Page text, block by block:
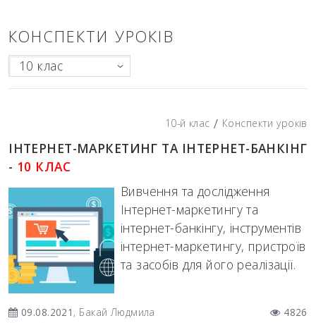
КОНСПЕКТИ УРОКІВ
10 клас
10-й клас / Конспекти уроків
ІНТЕРНЕТ-МАРКЕТИНГ ТА ІНТЕРНЕТ-БАНКІНГ
- 10 КЛАС
Вивчення та дослідження
Інтернет-маркетингу та
інтернет-банкінгу, інструментів
інтернет-маркетингу, пристроїв
та засобів для його реалізації.
09.08.2021 , Бакай Людмила
4826